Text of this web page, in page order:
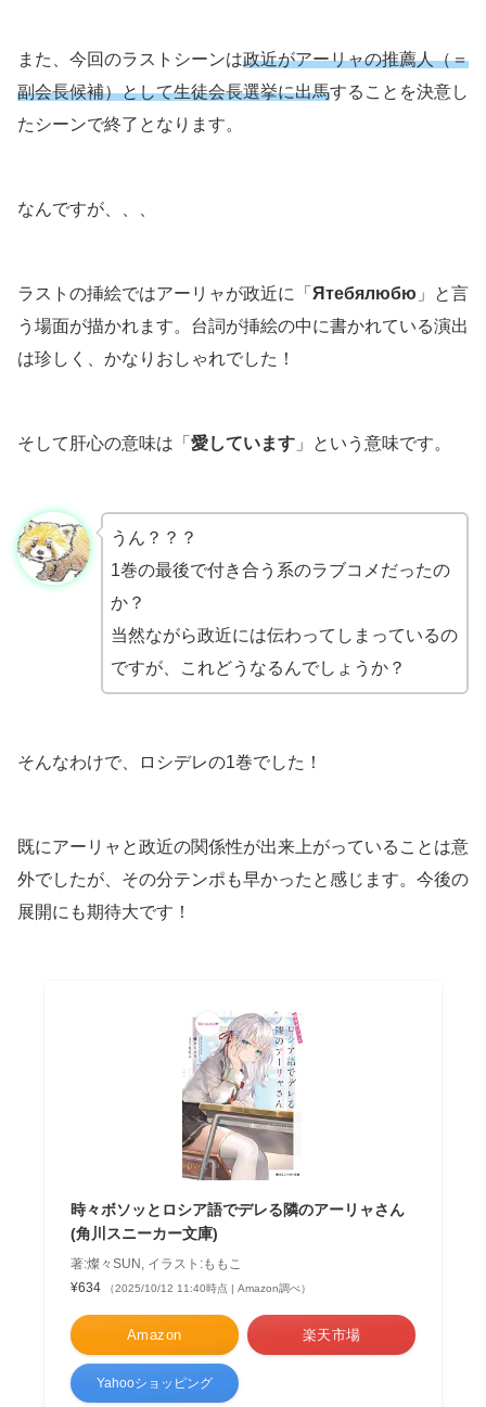
また、今回のラストシーンは政近がアーリャの推薦人（＝
副会長候補）として生徒会長選挙に出馬することを決意し
たシーンで終了となります。
なんですが、、、
ラストの挿絵ではアーリャが政近に「 Ятебялюбю 」と言
う場面が描かれます。台詞が挿絵の中に書かれている演出
は珍しく、かなりおしゃれでした！
そして肝心の意味は「 愛しています 」という意味です。
うん？？？
1巻の最後で付き合う系のラブコメだったの
か？
当然ながら政近には伝わってしまっているの
ですが、これどうなるんでしょうか？
そんなわけで、ロシデレの1巻でした！
既にアーリャと政近の関係性が出来上がっていることは意
外でしたが、その分テンポも早かったと感じます。今後の
展開にも期待大です！
時々ボソッとロシア語でデレる隣のアーリャさん
(角川スニーカー文庫)
著:燦々SUN, イラスト:ももこ
¥634
（2025/10/12 11:40時点 | Amazon調べ）
Amazon 楽天市場
Yahooショッピング